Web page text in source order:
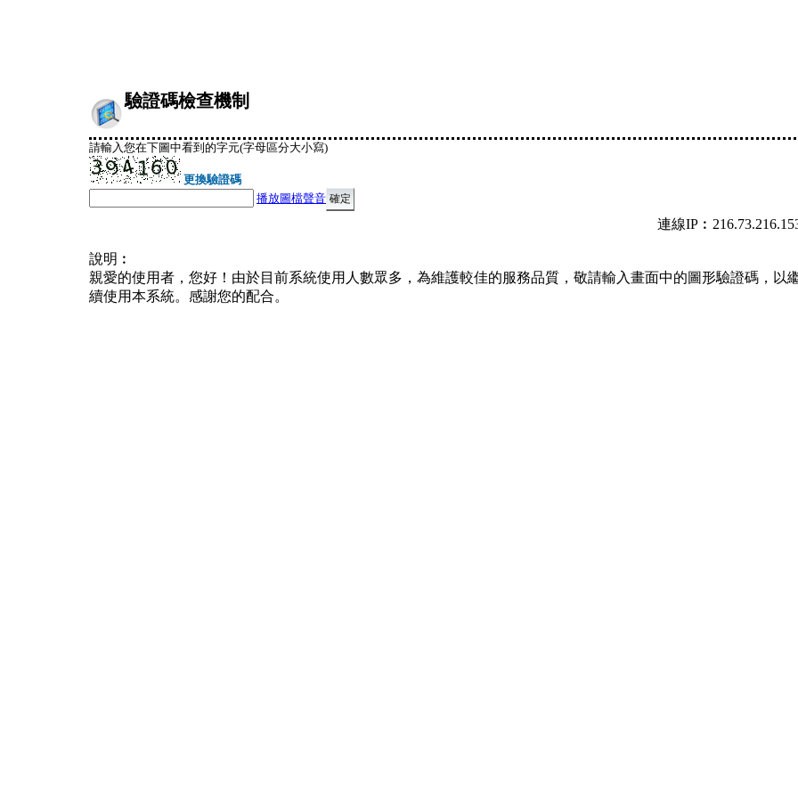
驗證碼檢查機制
請輸入您在下圖中看到的字元(字母區分大小寫)
更換驗證碼
播放圖檔聲音
連線
說明︰
親愛的使用者，您好！由於目前系統使用人數眾多，為維護較佳的服務品質，敬請輸入畫面中的圖形驗證碼，以
續使用本系統。感謝您的配合。